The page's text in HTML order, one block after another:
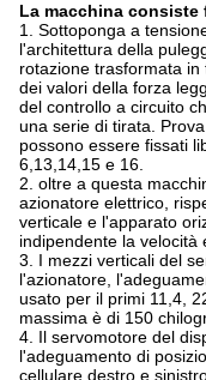
La macchina consiste
1. Sottoponga a
l'architettura della
rotazione trasformata
dei valori della forza
del controllo a circuito
una serie di tirata.
possono essere fissati
6,13,14,15 e 16.
2. oltre a questa
azionatore elettrico,
verticale e l'apparato
indipendente la velocità
3. I mezzi verticali del
l'azionatore,
usato per il primi 11,4,
massima è di 150
4. Il servomotore del
l'adeguamento di
cellulare destro e